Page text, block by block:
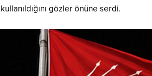
gözler önüne serdi.